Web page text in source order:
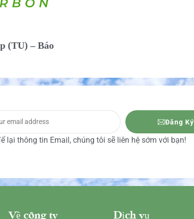
(TU) – Báo
Đăng Ký
lại thông tin Email, chúng tôi sẽ liên hệ sớm với bạn!
Về công ty Dịch vụ